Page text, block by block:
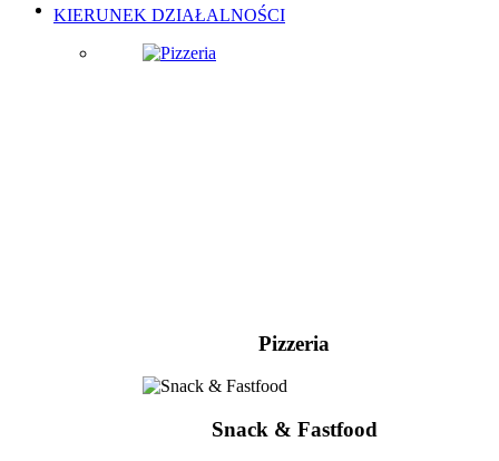
KIERUNEK DZIAŁALNOŚCI
Pizzeria
Snack & Fastfood